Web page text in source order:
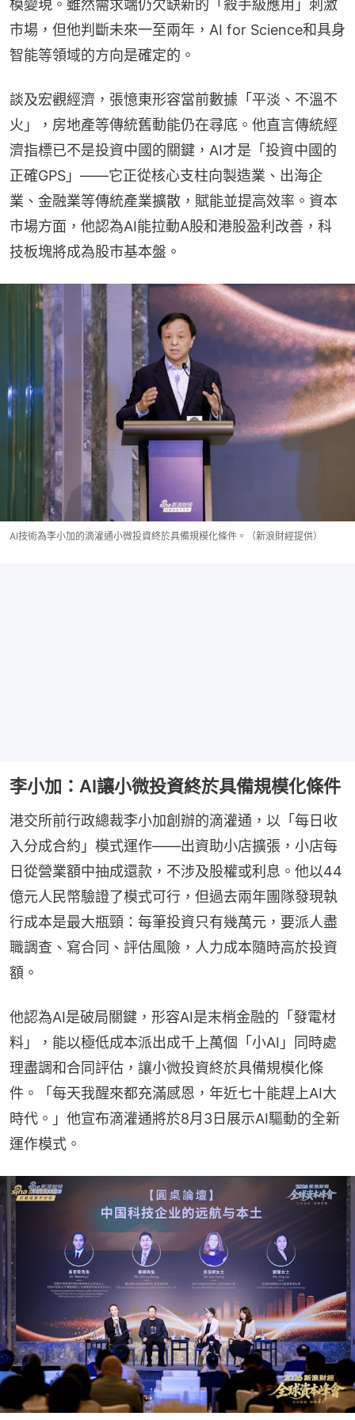
模變現。雖然需求端仍欠缺新的「殺手級應用」刺激
市場，但他判斷未來一至兩年，AI for Science和具身
智能等領域的方向是確定的。
談及宏觀經濟，張憶東形容當前數據「平淡、不溫不
火」，房地產等傳統舊動能仍在尋底。他直言傳統經
濟指標已不是投資中國的關鍵，AI才是「投資中國的
正確GPS」——它正從核心支柱向製造業、出海企
業、金融業等傳統產業擴散，賦能並提高效率。資本
市場方面，他認為AI能拉動A股和港股盈利改善，科
技板塊將成為股市基本盤。
AI技術為李小加的滴灌通小微投資終於具備規模化條件。（新浪財經提供）
李小加：AI讓小微投資終於具備規模化條件
港交所前行政總裁李小加創辦的滴灌通，以「每日收
入分成合約」模式運作——出資助小店擴張，小店每
日從營業額中抽成還款，不涉及股權或利息。他以44
億元人民幣驗證了模式可行，但過去兩年團隊發現執
行成本是最大瓶頸：每筆投資只有幾萬元，要派人盡
職調查、寫合同、評估風險，人力成本隨時高於投資
額。
他認為AI是破局關鍵，形容AI是末梢金融的「發電材
料」，能以極低成本派出成千上萬個「小AI」同時處
理盡調和合同評估，讓小微投資終於具備規模化條
件。「每天我醒來都充滿感恩，年近七十能趕上AI大
時代。」他宣布滴灌通將於8月3日展示AI驅動的全新
運作模式。